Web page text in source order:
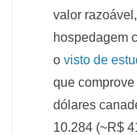
valor
hospedagem
o visto de
que
dólares
10.284 (~R$